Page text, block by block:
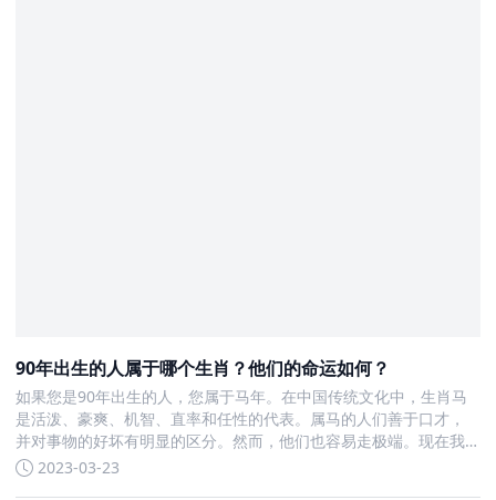
90年出生的人属于哪个生肖？他们的命运如何？
如果您是90年出生的人，您属于马年。在中国传统文化中，生肖马
是活泼、豪爽、机智、直率和任性的代表。属马的人们善于口才，
并对事物的好坏有明显的区分。然而，他们也容易走极端。现在我
们来看看90年属马的人今年多大了。 属相对应的生肖是十二生肖中
2023-03-23